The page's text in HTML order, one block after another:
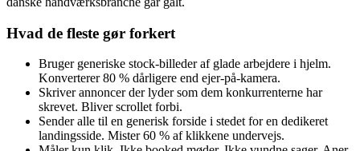
Hvad de fleste gør forkert
Bruger generiske stock-billeder af glade arbejdere i hjelm.
Konverterer 80 % dårligere end ejer-på-kamera.
Skriver annoncer der lyder som dem konkurrenterne har
skrevet. Bliver scrollet forbi.
Sender alle til en generisk forside i stedet for en dedikeret
landingsside. Mister 60 % af klikkene undervejs.